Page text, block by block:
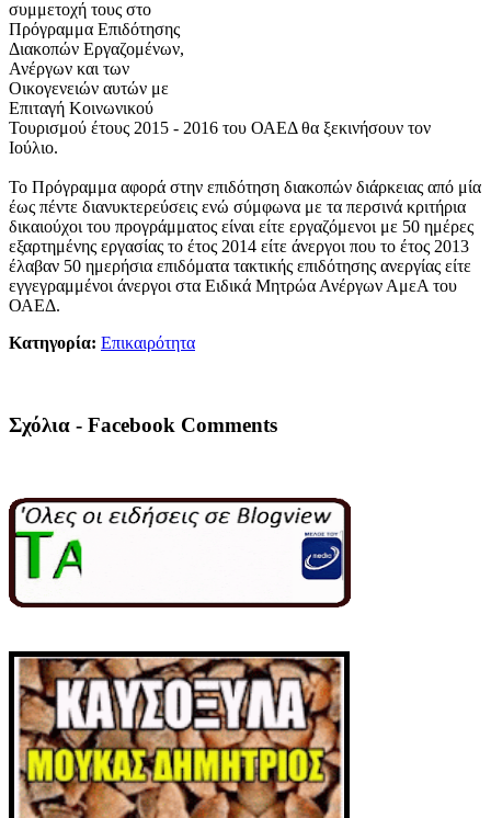
συμμετοχή τους στο
Πρόγραμμα Επιδότησης
Διακοπών Εργαζομένων,
Ανέργων και των
Οικογενειών αυτών με
Επιταγή Κοινωνικού
Τουρισμού έτους 2015 - 2016 του ΟΑΕΔ θα ξεκινήσουν τον
Ιούλιο.
Το Πρόγραμμα αφορά στην επιδότηση διακοπών διάρκειας από μία
έως πέντε διανυκτερεύσεις ενώ σύμφωνα με τα περσινά κριτήρια
δικαιούχοι του προγράμματος είναι είτε εργαζόμενοι με 50 ημέρες
εξαρτημένης εργασίας το έτος 2014 είτε άνεργοι που το έτος 2013
έλαβαν 50 ημερήσια επιδόματα τακτικής επιδότησης ανεργίας είτε
εγγεγραμμένοι άνεργοι στα Ειδικά Μητρώα Ανέργων ΑμεΑ του
ΟΑΕΔ.
Κατηγορία: Επικαιρότητα
Σχόλια - Facebook Comments